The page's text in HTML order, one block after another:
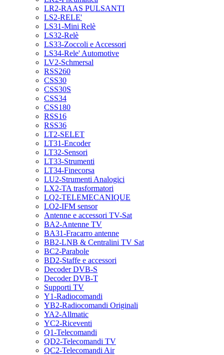
LR2-RAAS PULSANTI
LS2-RELE'
LS31-Mini Relè
LS32-Relè
LS33-Zoccoli e Accessori
LS34-Rele' Automotive
LV2-Schmersal
RSS260
CSS30
CSS30S
CSS34
CSS180
RSS16
RSS36
LT2-SELET
LT31-Encoder
LT32-Sensori
LT33-Strumenti
LT34-Finecorsa
LU2-Strumenti Analogici
LX2-TA trasformatori
LQ2-TELEMECANIQUE
LO2-IFM sensor
Antenne e accessori TV-Sat
BA2-Antenne TV
BA31-Fracarro antenne
BB2-LNB & Centralini TV Sat
BC2-Parabole
BD2-Staffe e accessori
Decoder DVB-S
Decoder DVB-T
Supporti TV
Y1-Radiocomandi
YB2-Radiocomandi Originali
YA2-Allmatic
YC2-Riceventi
Q1-Telecomandi
QD2-Telecomandi TV
QC2-Telecomandi Air